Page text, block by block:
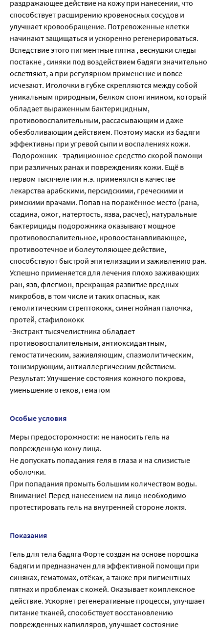
раздражающее действие на кожу при нанесении, что
способствует расширению кровеносных сосудов и
улучшает кровообращение. Потревоженные клетки
начинают защищаться и ускоренно регенерироваться.
Вследствие этого пигментные пятна , веснушки следы
постакне , синяки под воздействием бадяги значительно
осветляют, а при регулярном применение и вовсе
исчезают. Иголочки в губке скрепляются между собой
уникальным природным, белком спонгинином, который
обладает выраженным бактерицидным,
противовоспалительным, рассасывающим и даже
обезболивающим действием. Поэтому маски из бадяги
эффективны при угревой сыпи и воспалениях кожи.
-Подорожник - традиционное средство скорой помощи
при различных ранах и повреждениях кожи. Ещё в
первом тысячелетии н.э. применялся в качестве
лекарства арабскими, персидскими, греческими и
римскими врачами. Попав на поражённое место (рана,
ссадина, ожог, натертость, язва, расчес), натуральные
бактерициды подорожника оказывают мощное
противовоспалительное, кровоостанавливающее,
противоотечное и болеутоляющее действие,
способствуют быстрой эпителизации и заживлению ран.
Успешно применяется для лечения плохо заживающих
ран, язв, флегмон, прекращая развитие вредных
микробов, в том числе и таких опасных, как
гемолитическим стрептококк, синегнойная палочка,
протей, стафилококк
-Экстракт тысячелистника обладает
противовоспалительным, антиоксидантным,
гемостатическим, заживляющим, спазмолитическим,
тонизирующим, антиаллергическим действием.
Результат: Улучшение состояния кожного покрова,
уменьшение отеков, гематом
Особые условия
Меры предосторожности: не наносить гель на
поврежденную кожу лица.
Не допускать попадания геля в глаза и на слизистые
оболочки.
При попадания промыть большим количеством воды.
Внимание! Перед нанесением на лицо необходимо
протестировать гель на внутренней стороне локтя.
Показания
Гель для тела бадяга Форте создан на основе порошка
бадяги и предназначен для эффективной помощи при
синяках, гематомах, отёках, а также при пигментных
пятнах и проблемах с кожей. Оказывает комплексное
действие. Ускоряет регенеративные процессы, улучшает
питание тканей, способствует восстановлению
поврежденных капилляров, улучшает состояние